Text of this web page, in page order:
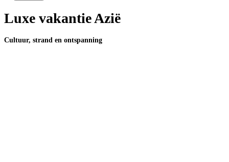
Luxe vakantie Azië
Cultuur, strand en ontspanning